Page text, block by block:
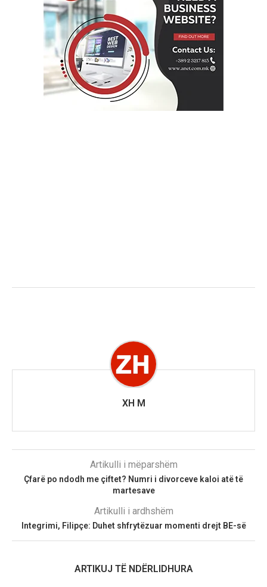
XH M
Artikulli i mëparshëm
Çfarë po ndodh me çiftet? Numri i divorceve kaloi atë të
martesave
Artikulli i ardhshëm
Integrimi, Filipçe: Duhet shfrytëzuar momenti drejt BE-së
ARTIKUJ TË NDËRLIDHURA